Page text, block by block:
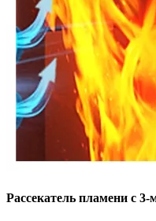
Рассекатель пламени с